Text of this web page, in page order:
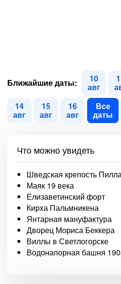
Ближайшие даты: 10
авг
14
авг
15
авг
16
авг
Все
даты
Что можно увидеть
Шведская крепость
Маяк 19 века
Елизаветинский форт
Кирха Пальмникена
Янтарная мануфактура
Дворец Мориса Беккера
Виллы в Светлогорске
Водонапорная башня